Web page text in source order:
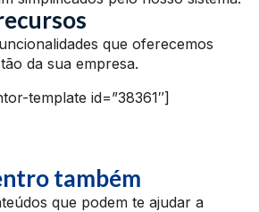
que oferecemos
da sua empresa.
template id=”38361″]
também
que podem te ajudar a